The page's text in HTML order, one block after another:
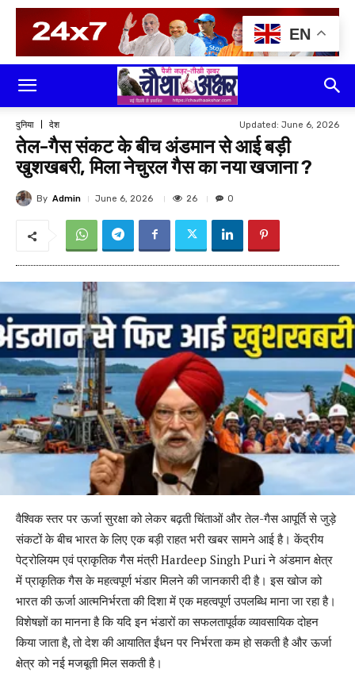
दुनिया देश Updated: June 6, 2026
तेल-गैस संकट के बीच अंडमान से आई बड़ी
खुशखबरी, मिला नेचुरल गैस का नया खजाना ?
By Admin June 6, 2026 26 0
वैश्विक स्तर पर ऊर्जा सुरक्षा को लेकर बढ़ती चिंताओं और तेल-गैस आपूर्ति से जुड़े
संकटों के बीच भारत के लिए एक बड़ी राहत भरी खबर सामने आई है। केंद्रीय
पेट्रोलियम एवं प्राकृतिक गैस मंत्री Hardeep Singh Puri ने अंडमान क्षेत्र
में प्राकृतिक गैस के महत्वपूर्ण भंडार मिलने की जानकारी दी है। इस खोज को
भारत की ऊर्जा आत्मनिर्भरता की दिशा में एक महत्वपूर्ण उपलब्धि माना जा रहा है।
विशेषज्ञों का मानना है कि यदि इन भंडारों का सफलतापूर्वक व्यावसायिक दोहन
किया जाता है, तो देश की आयातित ईंधन पर निर्भरता कम हो सकती है और ऊर्जा
क्षेत्र को नई मजबूती मिल सकती है।
EN